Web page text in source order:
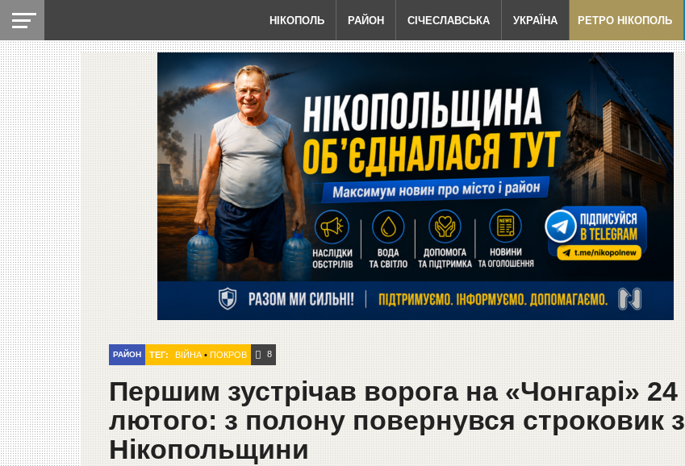
НІКОПОЛЬ РАЙОН СІЧЕСЛАВСЬКА УКРАЇНА РЕТРО НІКОПОЛЬ
РАЙОН ТЕГ: ВІЙНА• ПОКРОВ 8
Першим зустрічав ворога на «Чонгарі» 24
лютого: з полону повернувся строковик з
Нікопольщини